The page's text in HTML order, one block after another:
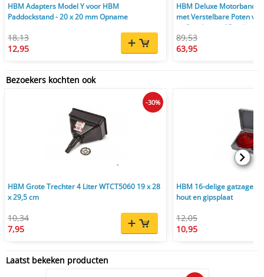
HBM Adapters Model Y voor HBM
Paddockstand - 20 x 20 mm Opname
18,13
12,95
HBM Deluxe
met Verstelbare Poten
en Banden tot 35 inch
89,53
63,95
Bezoekers kochten ook
HBM Grote Trechter 4 Liter WTCT5060 19 x 28
x 29,5 cm
10,34
7,95
-30%
HBM 16-delige
hout en gipsplaat
12,05
10,95
Laatst bekeken producten